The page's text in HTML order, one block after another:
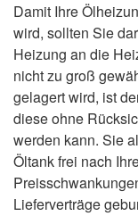
Damit Ihre
wird, sollten Sie
Heizung an die
nicht zu groß
gelagert wird, ist
diese ohne
werden kann. Sie
Öltank frei nach
Lieferverträge